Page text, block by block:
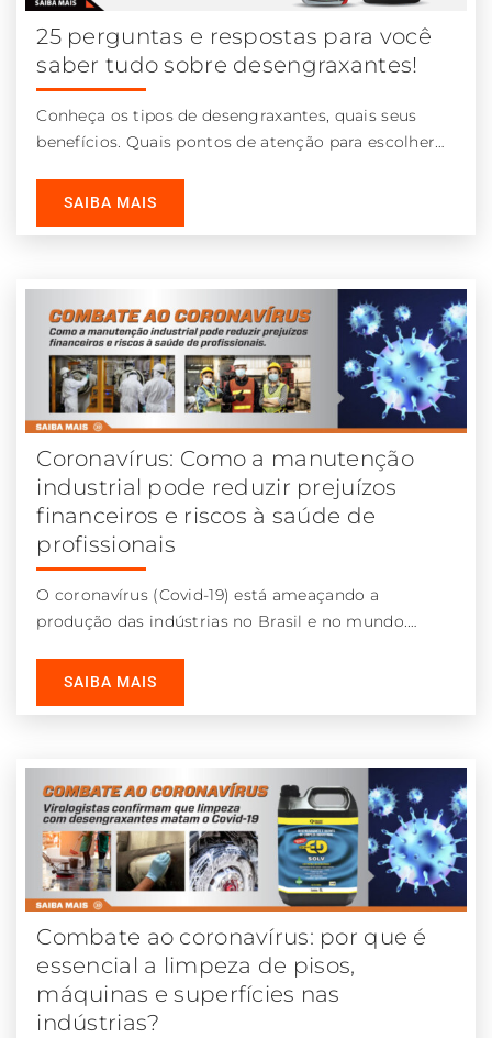
25 perguntas e respostas para você
saber tudo sobre desengraxantes!
Conheça os tipos de desengraxantes, quais seus
benefícios. Quais pontos de atenção para escolher
informações.
SAIBA MAIS
Coronavírus: Como a manutenção
industrial pode reduzir prejuízos
financeiros e riscos à saúde de
profissionais
O coronavírus (Covid-19) está ameaçando a
produção das indústrias no Brasil e no mundo.
SAIBA MAIS
Combate ao coronavírus: por que é
essencial a limpeza de pisos,
máquinas e superfícies nas
indústrias?